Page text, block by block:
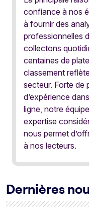
confiance à nos
à fournir des
professionnelles
collectons
centaines de
classement
secteur. Forte de
d’expérience
ligne, notre
expertise
nous permet
à nos lecteurs.
Dernières